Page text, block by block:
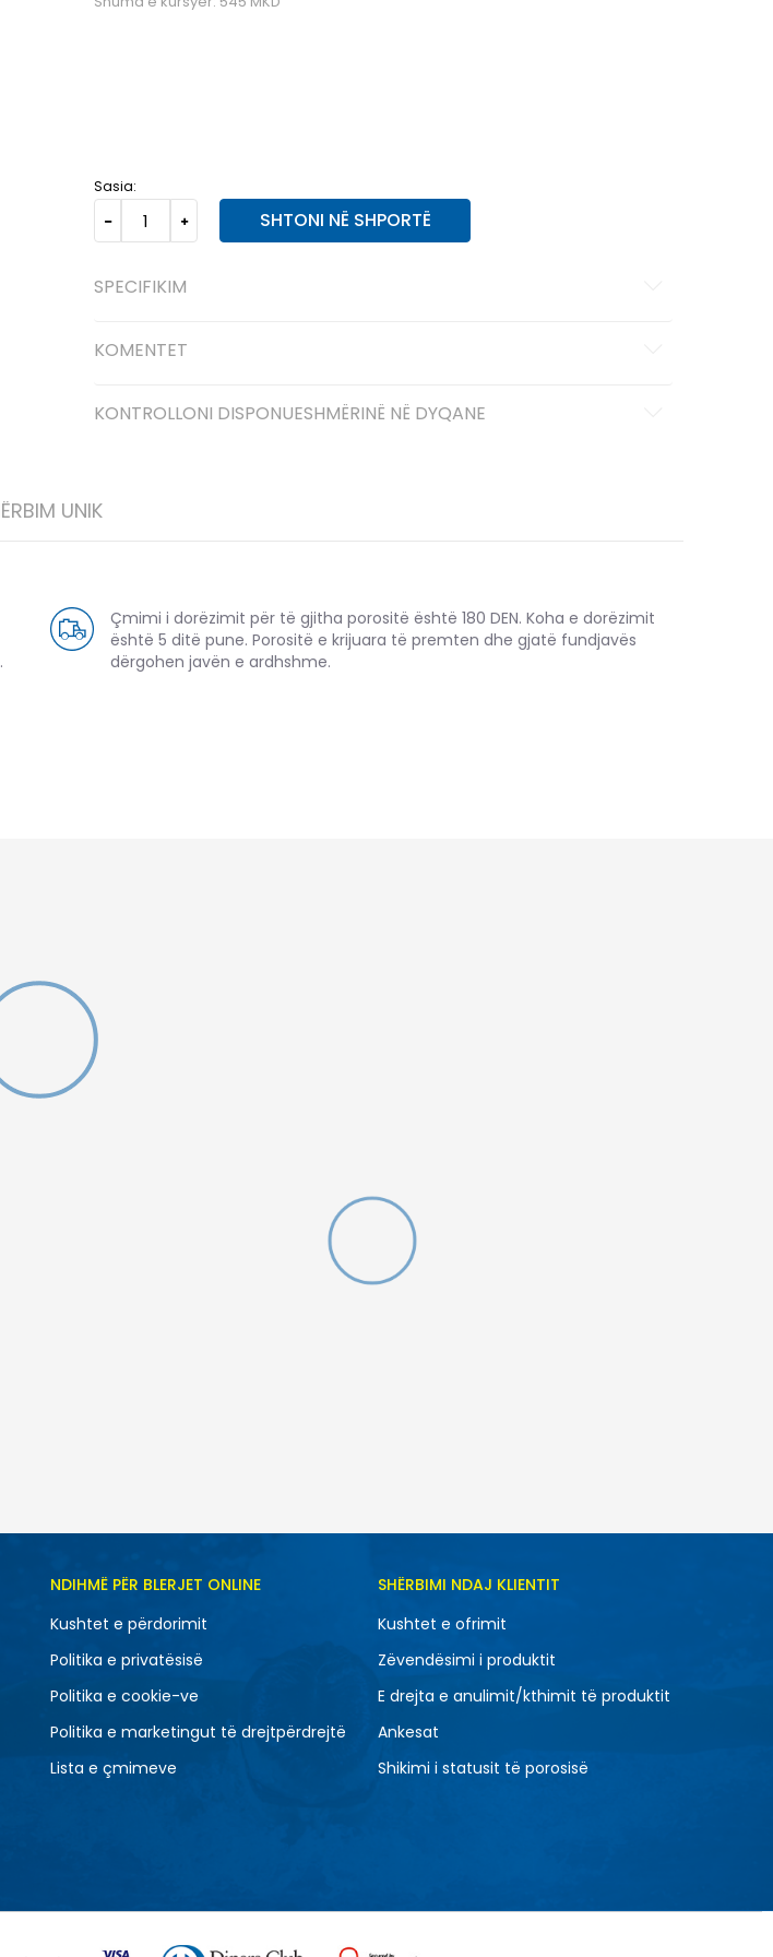
Sasia:
SHTONI NË SHPORTË
SPECIFIKIM
KOMENTET
KONTROLLONI DISPONUESHMËRINË NË DYQANE
UNIK
Çmimi i dorëzimit për të gjitha porositë është 180 DEN. Koha e dorëzimit
është 5 ditë pune. Porositë e krijuara të premten dhe gjatë fundjavës
dërgohen javën e ardhshme.
NDIHMË PËR BLERJET ONLINE
Kushtet e përdorimit
Politika e privatësisë
Politika e cookie-ve
Politika e marketingut të drejtpërdrejtë
Lista e çmimeve
SHËRBIMI NDAJ KLIENTIT
Kushtet e ofrimit
Zëvendësimi i produktit
E drejta e anulimit/kthimit të produktit
Ankesat
Shikimi i statusit të porosisë